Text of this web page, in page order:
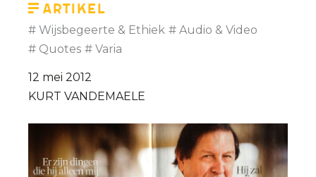
Artikel
Wijsbegeerte & Ethiek
Audio & Video
Quotes
Varia
12 mei 2012
KURT VANDEMAELE